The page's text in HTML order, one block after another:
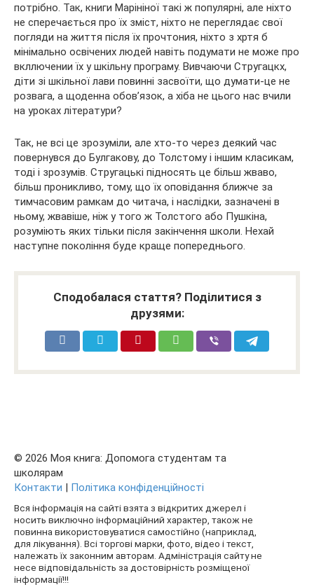
потрібно. Так, книги Марініної такі ж популярні, але ніхто
не сперечається про їх зміст, ніхто не переглядає свої
погляди на життя після їх прочтония, ніхто з хртя б
мінімально освічених людей навіть подумати не може про
вкллючении їх у шкільну програму. Вивчаючи Стругацкх,
діти зі шкільної лави повинні засвоїти, що думати-це не
розвага, а щоденна обов’язок, а хіба не цього нас вчили
на уроках літератури?
Так, не всі це зрозуміли, але хто-то через деякий час
повернувся до Булгакову, до Толстому і іншим класикам,
тоді і зрозумів. Стругацькі підносять це більш жваво,
більш проникливо, тому, що їх оповідання ближче за
тимчасовим рамкам до читача, і наслідки, зазначені в
ньому, жвавіше, ніж у того ж Толстого або Пушкіна,
розуміють яких тільки після закінчення школи. Нехай
наступне покоління буде краще попереднього.
Сподобалася стаття? Поділитися з
друзями:
© 2026 Моя книга: Допомога студентам та
школярам
Контакти | Політика конфіденційності
Вся інформація на сайті взята з відкритих джерел і
носить виключно інформаційний характер, також не
повинна використовуватися самостійно (наприклад,
для лікування). Всі торгові марки, фото, відео і текст,
належать їх законним авторам. Адміністрація сайту не
несе відповідальність за достовірність розміщеної
інформації!!!